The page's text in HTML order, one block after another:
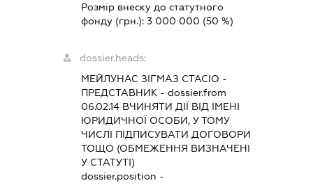
Розмір внеску до статутного
фонду (грн.): 3 000 000 (50 %)
dossier.heads:
МЕЙЛУНАС ЗІГМАЗ СТАСІО -
ПРЕДСТАВНИК - dossier.from
06.02.14ВЧИНЯТИ ДІЇ ВІД ІМЕНІ
ЮРИДИЧНОЇ ОСОБИ, У ТОМУ
ЧИСЛІ ПІДПИСУВАТИ ДОГОВОРИ
ТОЩО (ОБМЕЖЕННЯ ВИЗНАЧЕНІ
У СТАТУТІ)
dossier.position -